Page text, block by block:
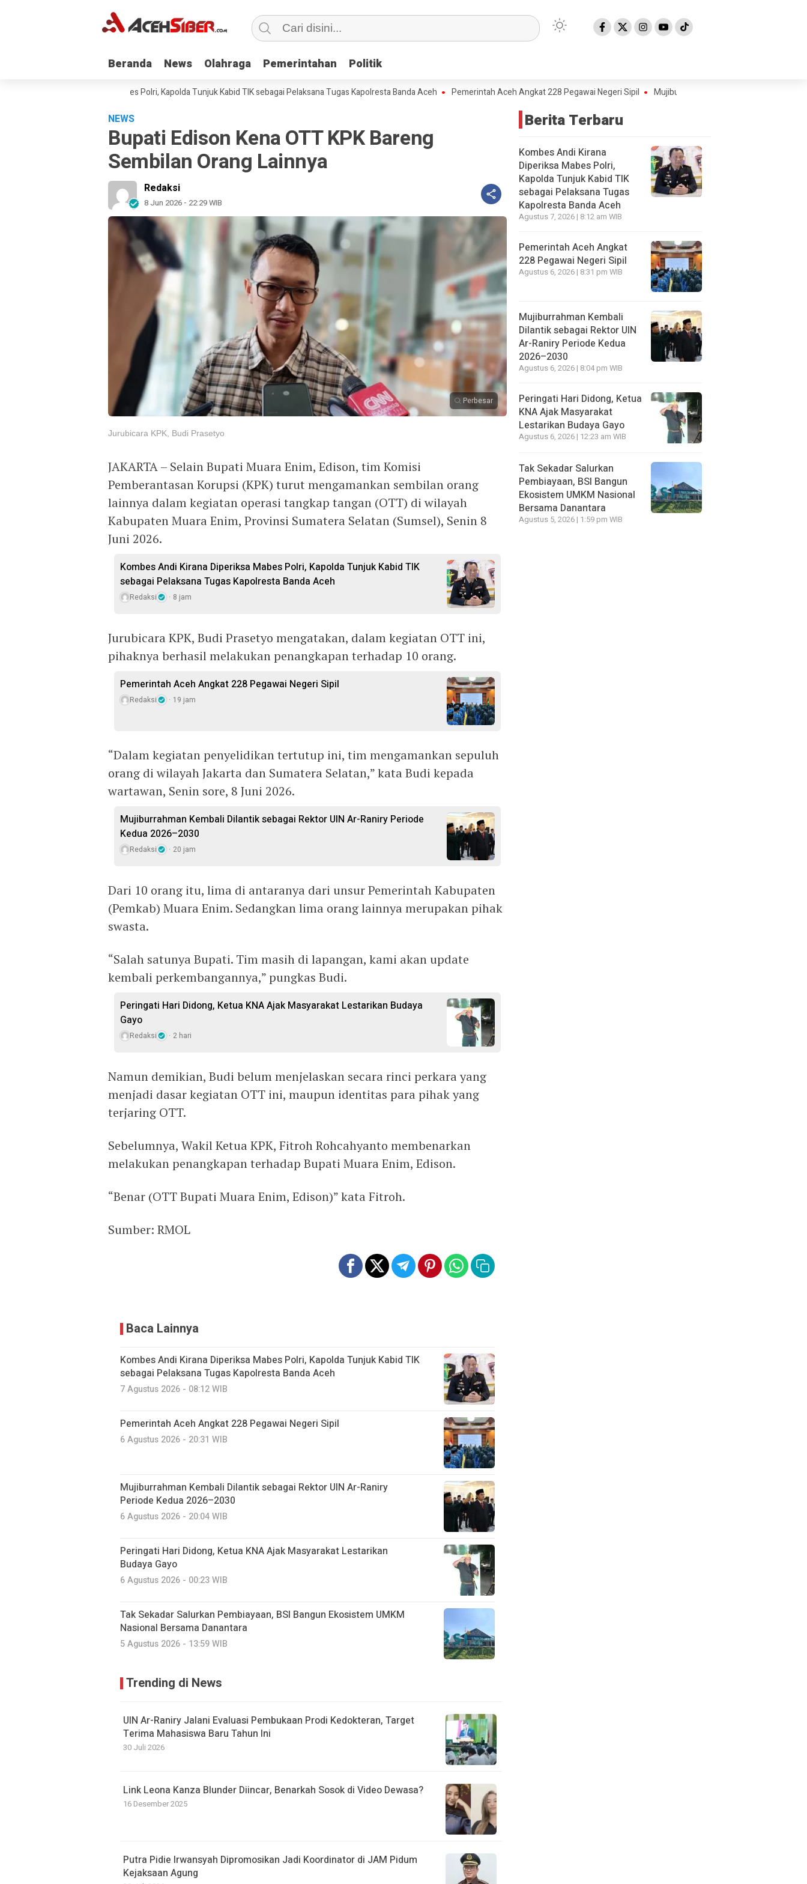
Beranda News Olahraga Pemerintahan Politik
Beranda News Olahraga Pemerintahan Politik
Andi Kirana Diperiksa Mabes Polri, Kapolda Tunjuk Kabid TIK sebagai Pelaksana Tugas Kapolresta Banda Aceh Pemerintah Aceh Angkat 228 Pegawai Negeri Sipil Mujiburrahman Kembali Dilantik sebagai
NEWS
Bupati Edison Kena OTT KPK Bareng
Sembilan Orang Lainnya
Redaksi
8 Jun 2026 - 22:29 WIB
Perbesar
Jurubicara KPK, Budi Prasetyo
JAKARTA – Selain Bupati Muara Enim, Edison, tim Komisi
Pemberantasan Korupsi (KPK) turut mengamankan sembilan orang
lainnya dalam kegiatan operasi tangkap tangan (OTT) di wilayah
Kabupaten Muara Enim, Provinsi Sumatera Selatan (Sumsel), Senin 8
Juni 2026.
Kombes Andi Kirana Diperiksa Mabes Polri, Kapolda Tunjuk Kabid TIK
sebagai Pelaksana Tugas Kapolresta Banda Aceh
Redaksi 8 jam
Jurubicara KPK, Budi Prasetyo mengatakan, dalam kegiatan OTT ini,
pihaknya berhasil melakukan penangkapan terhadap 10 orang.
Pemerintah Aceh Angkat 228 Pegawai Negeri Sipil
Redaksi 19 jam
“Dalam kegiatan penyelidikan tertutup ini, tim mengamankan sepuluh
orang di wilayah Jakarta dan Sumatera Selatan,” kata Budi kepada
wartawan, Senin sore, 8 Juni 2026.
Mujiburrahman Kembali Dilantik sebagai Rektor UIN Ar-Raniry Periode
Kedua 2026–2030
Redaksi 20 jam
Dari 10 orang itu, lima di antaranya dari unsur Pemerintah Kabupaten
(Pemkab) Muara Enim. Sedangkan lima orang lainnya merupakan pihak
swasta.
“Salah satunya Bupati. Tim masih di lapangan, kami akan update
kembali perkembangannya,” pungkas Budi.
Peringati Hari Didong, Ketua KNA Ajak Masyarakat Lestarikan Budaya
Gayo
Redaksi 2 hari
Namun demikian, Budi belum menjelaskan secara rinci perkara yang
menjadi dasar kegiatan OTT ini, maupun identitas para pihak yang
terjaring OTT.
Sebelumnya, Wakil Ketua KPK, Fitroh Rohcahyanto membenarkan
melakukan penangkapan terhadap Bupati Muara Enim, Edison.
“Benar (OTT Bupati Muara Enim, Edison)” kata Fitroh.
Sumber: RMOL
Baca Lainnya
Kombes Andi Kirana Diperiksa Mabes Polri, Kapolda Tunjuk Kabid TIK
sebagai Pelaksana Tugas Kapolresta Banda Aceh
7 Agustus 2026 - 08:12 WIB
Pemerintah Aceh Angkat 228 Pegawai Negeri Sipil
6 Agustus 2026 - 20:31 WIB
Mujiburrahman Kembali Dilantik sebagai Rektor UIN Ar-Raniry
Periode Kedua 2026–2030
6 Agustus 2026 - 20:04 WIB
Peringati Hari Didong, Ketua KNA Ajak Masyarakat Lestarikan
Budaya Gayo
6 Agustus 2026 - 00:23 WIB
Tak Sekadar Salurkan Pembiayaan, BSI Bangun Ekosistem UMKM
Nasional Bersama Danantara
5 Agustus 2026 - 13:59 WIB
Trending di News
UIN Ar-Raniry Jalani Evaluasi Pembukaan Prodi Kedokteran, Target
Terima Mahasiswa Baru Tahun Ini
30 Juli 2026
Link Leona Kanza Blunder Diincar, Benarkah Sosok di Video Dewasa?
16 Desember 2025
Putra Pidie Irwansyah Dipromosikan Jadi Koordinator di JAM Pidum
Kejaksaan Agung
Berita Terbaru
Kombes Andi Kirana
Diperiksa Mabes Polri,
Kapolda Tunjuk Kabid TIK
sebagai Pelaksana Tugas
Kapolresta Banda Aceh
Agustus 7, 2026 | 8:12 am WIB
Pemerintah Aceh Angkat
228 Pegawai Negeri Sipil
Agustus 6, 2026 | 8:31 pm WIB
Mujiburrahman Kembali
Dilantik sebagai Rektor UIN
Ar-Raniry Periode Kedua
2026–2030
Agustus 6, 2026 | 8:04 pm WIB
Peringati Hari Didong, Ketua
KNA Ajak Masyarakat
Lestarikan Budaya Gayo
Agustus 6, 2026 | 12:23 am WIB
Tak Sekadar Salurkan
Pembiayaan, BSI Bangun
Ekosistem UMKM Nasional
Bersama Danantara
Agustus 5, 2026 | 1:59 pm WIB